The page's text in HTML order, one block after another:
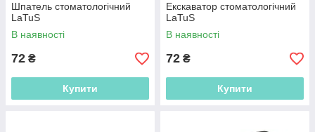
Шпатель стоматологічний
LaTuS
В наявності
72 ₴
Купити
Екскаватор стоматологічний
LaTuS
В наявності
72 ₴
Купити